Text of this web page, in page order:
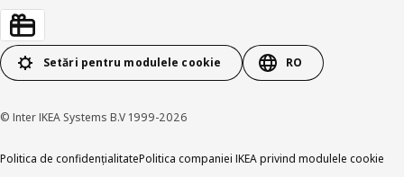
Setări pentru modulele cookie RO
© Inter IKEA Systems B.V 1999-2026
Politica de confidențialitatePolitica companiei IKEA privind modulele cookie